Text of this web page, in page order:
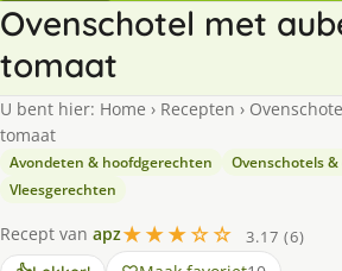
Ovenschotel met
tomaat
U bent hier: Home › Recepten ›
tomaat
Avondeten & hoofdgerechten
Ovenschotels
Vleesgerechten
Recept van apz★★★☆☆
3.17 (6)